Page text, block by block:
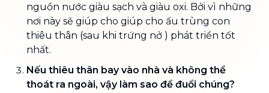
nguồn nước giàu sạch và giàu oxi. Bởi vì những
nơi này sẽ giúp cho giúp cho ấu trùng con
thiêu thân (sau khi trứng nở ) phát triển tốt
nhất.
Nếu thiêu thân bay vào nhà và không thể
thoát ra ngoài, vậy làm sao để đuổi chúng?